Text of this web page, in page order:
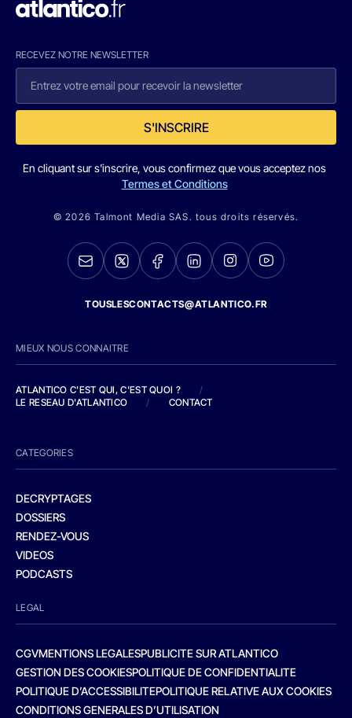
RECEVEZ NOTRE NEWSLETTER
S'INSCRIRE
En cliquant sur s'inscrire, vous confirmez que vous acceptez nos
Termes et Conditions
© 2026 Talmont Media SAS. tous droits réservés.
TOUSLESCONTACTS@ATLANTICO.FR
MIEUX NOUS CONNAITRE
ATLANTICO C'EST QUI, C'EST QUOI ?
/
LE RESEAU D'ATLANTICO
/ CONTACT
CATEGORIES
DECRYPTAGES
DOSSIERS
RENDEZ-VOUS
VIDEOS
PODCASTS
LEGAL
CGVMENTIONS LEGALESPUBLICITE SUR ATLANTICO
GESTION DES COOKIESPOLITIQUE DE CONFIDENTIALITE
POLITIQUE D’ACCESSIBILITEPOLITIQUE RELATIVE AUX COOKIES
CONDITIONS GENERALES D’UTILISATION